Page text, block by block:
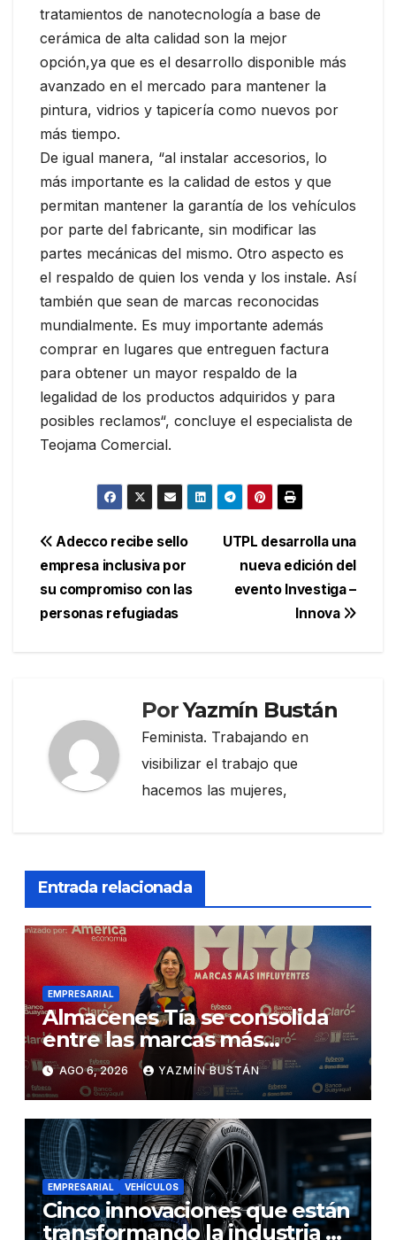
tratamientos de nanotecnología a base de
cerámica de alta calidad son la mejor
opción,ya que es el desarrollo disponible más
avanzado en el mercado para mantener la
pintura, vidrios y tapicería como nuevos por
más tiempo.
De igual manera, “al instalar accesorios, lo
más importante es la calidad de estos y que
permitan mantener la garantía de los vehículos
por parte del fabricante, sin modificar las
partes mecánicas del mismo. Otro aspecto es
el respaldo de quien los venda y los instale. Así
también que sean de marcas reconocidas
mundialmente. Es muy importante además
comprar en lugares que entreguen factura
para obtener un mayor respaldo de la
legalidad de los productos adquiridos y para
posibles reclamos“, concluye el especialista de
Teojama Comercial.
Navegación
de
entradas
UTPL desarrolla una
nueva edición del
evento Investiga –
Innova
Adecco recibe sello
empresa inclusiva por
su compromiso con las
personas refugiadas
PorYazmín Bustán
Feminista. Trabajando en
visibilizar el trabajo que
hacemos las mujeres,
Entrada relacionada
EMPRESARIAL
Almacenes Tía se consolida
entre las marcas más
influyentes del Ecuador
AGO 6, 2026 YAZMÍN BUSTÁN
EMPRESARIAL VEHÍCULOS
Cinco innovaciones que están
transformando la industria de